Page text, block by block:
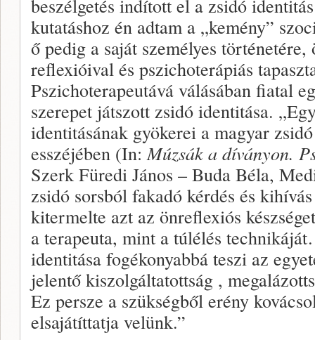
beszélgetés indított el a zsidó
kutatáshoz én adtam a „kemény”
ő pedig a saját személyes történetére,
reflexióival és pszichoterápiás
Pszichoterapeutává válásában fiatal
szerepet játszott zsidó identitása.
identitásának gyökerei a magyar
esszéjében (In:Múzsák a díványon.
Szerk Füredi János – Buda Béla,
zsidó sorsból fakadó kérdés és
kitermelte azt az önreflexiós
a terapeuta, mint a túlélés
identitása fogékonyabbá teszi az
jelentő kiszolgáltatottság ,
Ez persze a szükségből erény
elsajátíttatja velünk.”